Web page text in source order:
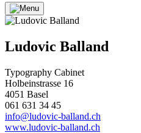
Ludovic Balland
Typography Cabinet
Holbeinstrasse 16
4051 Basel
061 631 34 45
info@ludovic-balland.ch
www.ludovic-balland.ch